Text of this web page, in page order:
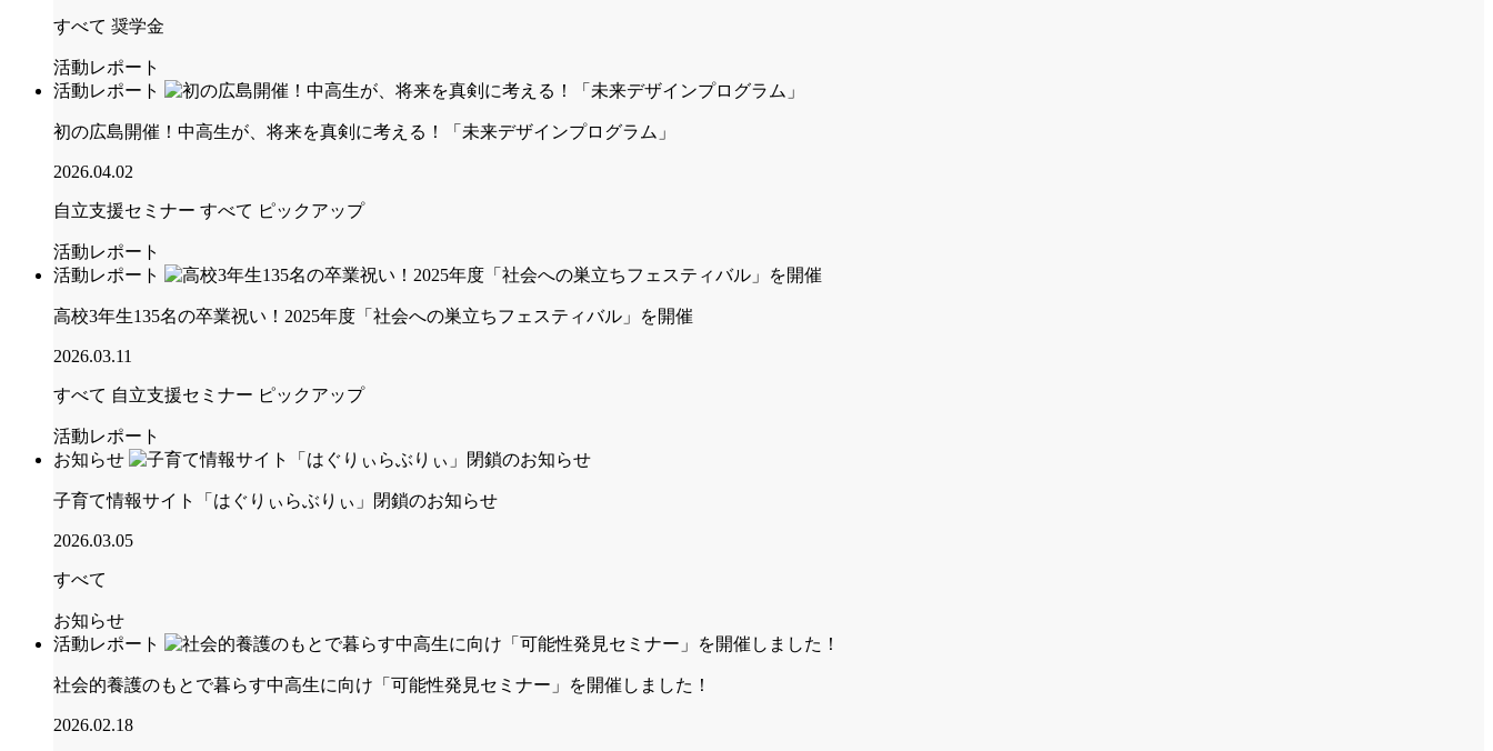
すべて 奨学金
活動レポート
活動レポート
初の広島開催！中高生が、将来を真剣に考える！「未来デザインプログラム」
2026.04.02
自立支援セミナー すべて ピックアップ
活動レポート
活動レポート
高校3年生135名の卒業祝い！2025年度「社会への巣立ちフェスティバル」を開催
2026.03.11
すべて 自立支援セミナー ピックアップ
活動レポート
お知らせ
子育て情報サイト「はぐりぃらぶりぃ」閉鎖のお知らせ
2026.03.05
すべて
お知らせ
活動レポート
社会的養護のもとで暮らす中高生に向け「可能性発見セミナー」を開催しました！
2026.02.18